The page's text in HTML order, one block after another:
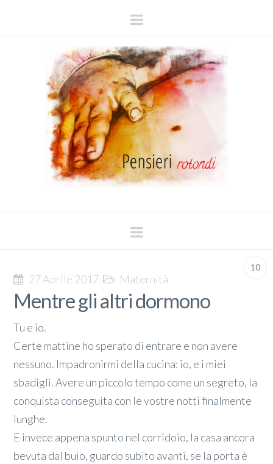
Navigation
Navigation
10
27 Aprile 2017 Maternità
Mentre gli altri dormono
Tu e io.
Certe mattine ho sperato di entrare e non avere
nessuno. Impadronirmi della cucina: io, e i miei
sbadigli. Avere un piccolo tempo come un segreto, la
conquista conseguita con le vostre notti finalmente
lunghe.
E invece appena spunto nel corridoio, la casa ancora
bevuta dal buio, guardo subito avanti, se la porta è